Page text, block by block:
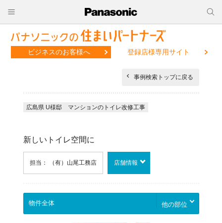
ビジネスのお客様へ 登録店様専用サイト
事例検索トップに戻る
広島県 U様邸 マンションのトイレ改修工事
新しいトイレ空間に
担当： （有）山尾工務店 店舗情報
他の部位